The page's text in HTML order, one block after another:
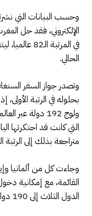
وحسب البيانات التي
في المرتبة
الحالي.
وتصدر جواز السفر
بحلوله في الرتبة
ولوج 192 دولة
التي كانت قد احتكرتها
متراجعة بذلك إلى الرتبة
وجاءت كل من ألمانيا
القائمة، مع إمكانية
الدول الثلاث إلى 190 دولة دون تأشيرة.